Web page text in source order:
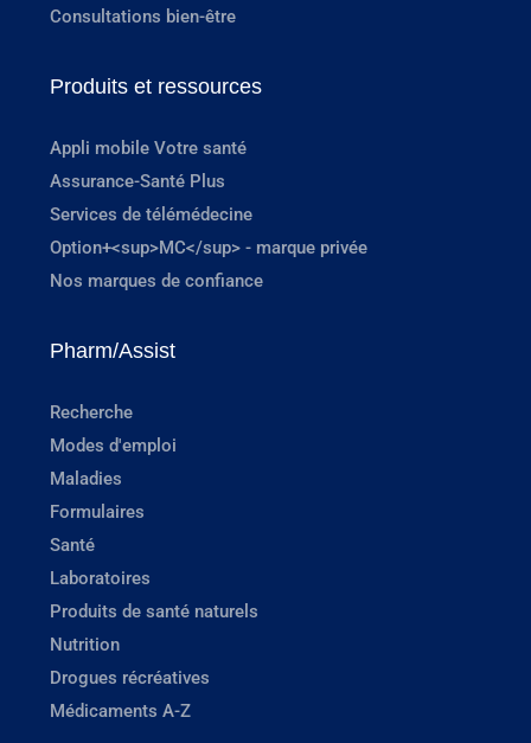
Consultations bien-être
Produits et ressources
Appli mobile Votre santé
Assurance-Santé Plus
Services de télémédecine
Option+<sup>MC</sup> - marque privée
Nos marques de confiance
Pharm/Assist
Recherche
Modes d'emploi
Maladies
Formulaires
Santé
Laboratoires
Produits de santé naturels
Nutrition
Drogues récréatives
Médicaments A-Z